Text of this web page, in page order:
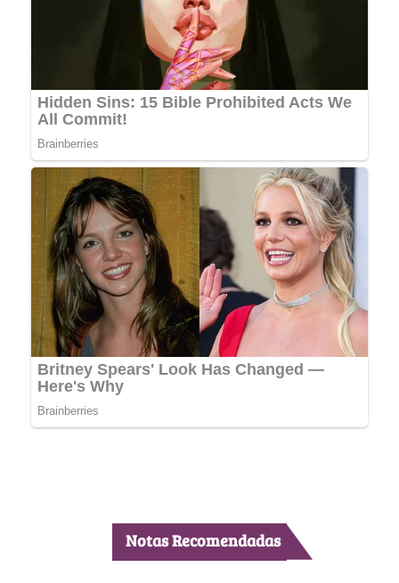
Notas Recomendadas